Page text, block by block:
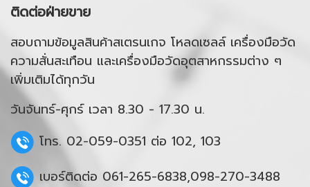
ติดต่อฝ่ายขาย
สอบถามข้อมูลสินค้าสเตรนเกจ โหลดเซลล์ เครื่องมือวัด
ความสั่นสะเทือน และเครื่องมือวัดอุตสาหกรรมต่าง ๆ
เพิ่มเติมได้ทุกวัน
วันจันทร์-ศุกร์ เวลา 8.30 - 17.30 น.
โทร. 02-059-0351 ต่อ 102, 103
เบอร์ติดต่อ 061-265-6838,098-270-3488